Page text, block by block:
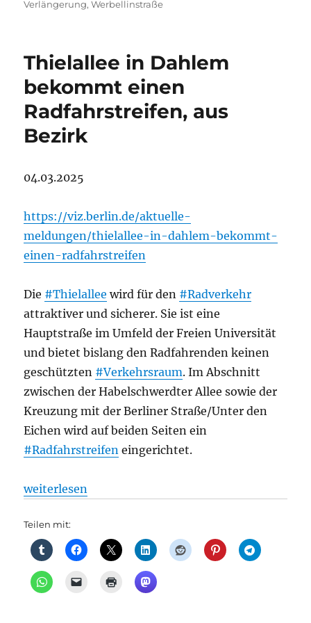
Verlängerung,Werbellinstraße
Thielallee in Dahlem
bekommt einen
Radfahrstreifen, aus
Bezirk
04.03.2025
https://viz.berlin.de/aktuelle-
meldungen/thielallee-in-dahlem-bekommt-
einen-radfahrstreifen
Die #Thielallee wird für den #Radverkehr
attraktiver und sicherer. Sie ist eine
Hauptstraße im Umfeld der Freien Universität
und bietet bislang den Radfahrenden keinen
geschützten #Verkehrsraum. Im Abschnitt
zwischen der Habelschwerdter Allee sowie der
Kreuzung mit der Berliner Straße/Unter den
Eichen wird auf beiden Seiten ein
#Radfahrstreifen eingerichtet.
„Thielallee in Dahlem bekommt einen
weiterlesen
Teilen mit: